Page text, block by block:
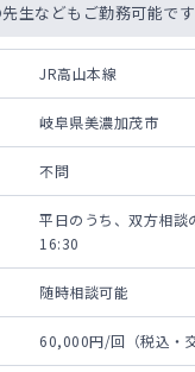
生などもご勤務可能です
JR高山本線
岐阜県美濃加茂市
不問
平日のうち、双方相談
16:30
随時相談可能
60,000円/回（税込・